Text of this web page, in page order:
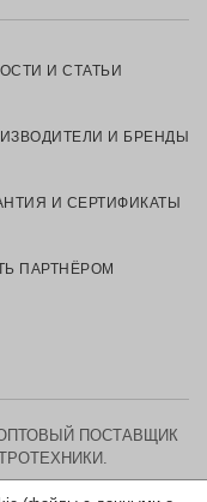
И СТАТЬИ
И БРЕНДЫ
И СЕРТИФИКАТЫ
ПАРТНЁРОМ
ОПТОВЫЙ ПОСТАВЩИК